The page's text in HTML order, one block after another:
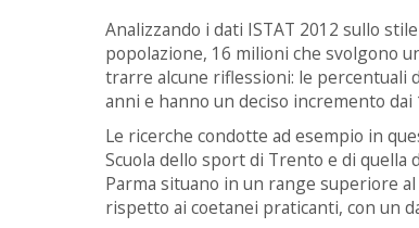
Analizzando i dati ISTAT 2012 sullo
popolazione, 16 milioni che svolgono
trarre alcune riflessioni: le percentuali
anni e hanno un deciso incremento dai
Le ricerche condotte ad esempio in
Scuola dello sport di Trento e di quella
Parma situano in un range superiore
rispetto ai coetanei praticanti, con un